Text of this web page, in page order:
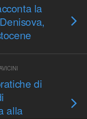
la
di
alla